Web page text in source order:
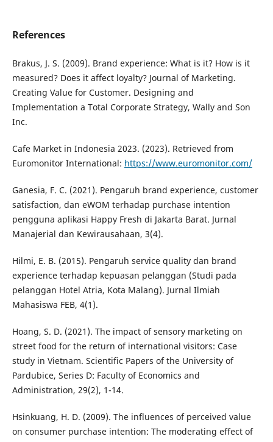
References
Brakus, J. S. (2009). Brand experience: What is it? How is it
measured? Does it affect loyalty? Journal of Marketing.
Creating Value for Customer. Designing and
Implementation a Total Corporate Strategy, Wally and Son
Inc.
Cafe Market in Indonesia 2023. (2023). Retrieved from
Euromonitor International: https://www.euromonitor.com/
Ganesia, F. C. (2021). Pengaruh brand experience, customer
satisfaction, dan eWOM terhadap purchase intention
pengguna aplikasi Happy Fresh di Jakarta Barat. Jurnal
Manajerial dan Kewirausahaan, 3(4).
Hilmi, E. B. (2015). Pengaruh service quality dan brand
experience terhadap kepuasan pelanggan (Studi pada
pelanggan Hotel Atria, Kota Malang). Jurnal Ilmiah
Mahasiswa FEB, 4(1).
Hoang, S. D. (2021). The impact of sensory marketing on
street food for the return of international visitors: Case
study in Vietnam. Scientific Papers of the University of
Pardubice, Series D: Faculty of Economics and
Administration, 29(2), 1-14.
Hsinkuang, H. D. (2009). The influences of perceived value
on consumer purchase intention: The moderating effect of